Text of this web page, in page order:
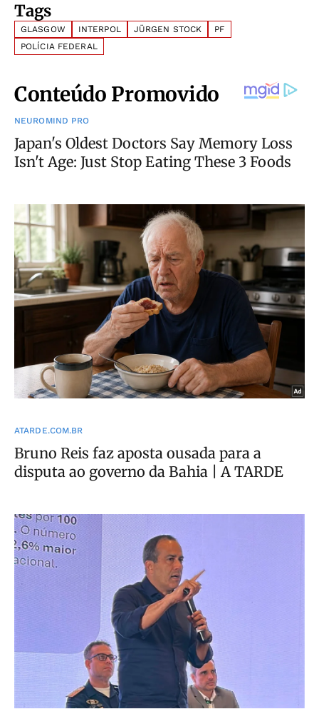
Tags
GLASGOW INTERPOL JÜRGEN STOCK
PF
POLÍCIA FEDERAL